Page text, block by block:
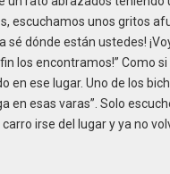
escuchamos unos gritos
sé dónde están ustedes!
los encontramos!” Como si
en ese lugar. Uno de los
en esas varas”. Solo
irse del lugar y ya no